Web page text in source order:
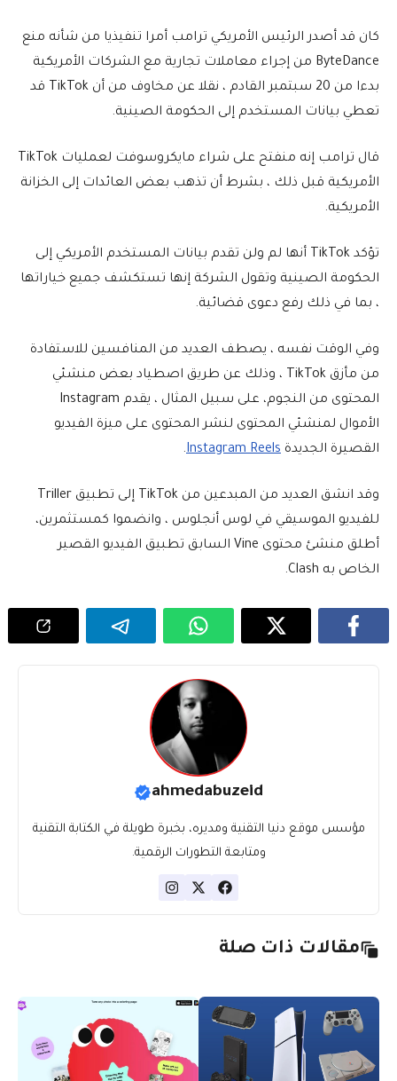
كان قد أصدر الرئيس الأمريكي ترامب أمرا تنفيذيا من شأنه منع
ByteDance من إجراء معاملات تجارية مع الشركات الأمريكية
بدءا من 20 سبتمبر القادم ، نقلا عن مخاوف من أن TikTok قد
تعطي بيانات المستخدم إلى الحكومة الصينية.
قال ترامب إنه منفتح على شراء مايكروسوفت لعمليات TikTok
الأمريكية قبل ذلك ، بشرط أن تذهب بعض العائدات إلى الخزانة
الأمريكية.
تؤكد TikTok أنها لم ولن تقدم بيانات المستخدم الأمريكي إلى
الحكومة الصينية وتقول الشركة إنها تستكشف جميع خياراتها
، بما في ذلك رفع دعوى قضائية.
وفي الوقت نفسه ، يصطف العديد من المنافسين للاستفادة
من مأزق TikTok ، وذلك عن طريق اصطياد بعض منشئي
المحتوى من النجوم، على سبيل المثال ، يقدم Instagram
الأموال لمنشئي المحتوى لنشر المحتوى على ميزة الفيديو
القصيرة الجديدة Instagram Reels
.
وقد انشق العديد من المبدعين من TikTok إلى تطبيق Triller
للفيديو الموسيقي في لوس أنجلوس ، وانضموا كمستثمرين،
أطلق منشئ محتوى Vine السابق تطبيق الفيديو القصير
الخاص به Clash.
ahmedabuzeid
مؤسس موقع دنيا التقنية ومديره، بخبرة طويلة في الكتابة التقنية
ومتابعة التطورات الرقمية.
مقالات ذات صلة